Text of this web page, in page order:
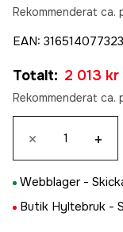
Rekommenderat ca.
EAN:
Totalt: 2 013 kr
Rekommenderat ca.
× +
Webblager -
Butik Hyltebruk -